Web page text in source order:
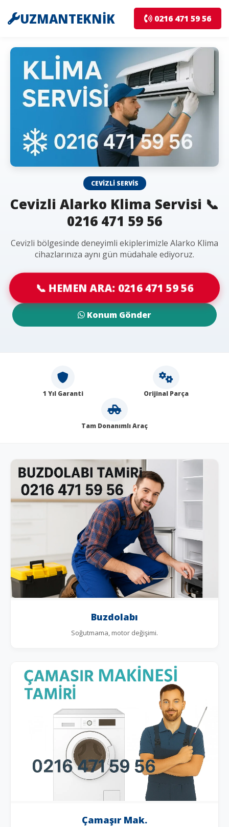
UZMANTEKNİK 0216 471 59 56
CEVIZLI SERVIS
Cevizli Alarko Klima Servisi 📞
0216 471 59 56
Cevizli bölgesinde deneyimli ekiplerimizle Alarko Klima
cihazlarınıza aynı gün müdahale ediyoruz.
📞 HEMEN ARA: 0216 471 59 56
Konum Gönder
1 Yıl Garanti Orijinal Parça
Tam Donanımlı Araç
Buzdolabı
Soğutmama, motor değişimi.
Çamaşır Mak.